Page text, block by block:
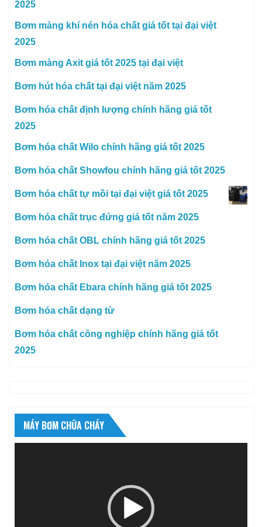
2025
Bơm màng khí nén hóa chất giá tốt tại đại việt
2025
Bơm màng Axit giá tốt 2025 tại đại việt
Bơm hút hóa chất tại đại việt năm 2025
Bơm hóa chất định lượng chính hãng giá tốt
2025
Bơm hóa chất Wilo chính hãng giá tốt 2025
Bơm hóa chất Showfou chính hãng giá tốt 2025
Bơm hóa chất tự mồi tại đại việt giá tốt 2025
Bơm hóa chất trục đứng giá tốt năm 2025
Bơm hóa chất OBL chính hãng giá tốt 2025
Bơm hóa chất Inox tại đại việt năm 2025
Bơm hóa chất Ebara chính hãng giá tốt 2025
Bơm hóa chất dạng từ
Bơm hóa chất công nghiệp chính hãng giá tốt
2025
MÁY BƠM CHỮA CHÁY